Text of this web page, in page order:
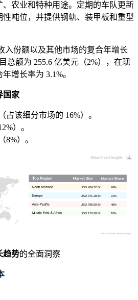
农业和特种用途。定期的车队更新
吨位，并提供钢轨、装甲板和重型
入份额以及其他市场的复合年增长
总额为 255.6 亿美元（2%），在现
增长率为 3.1%。
国家
占该细分市场的 16%）。
）。
8%）。
10%
USD 176.80 Bn
45%
USD 795.60 Bn
21%
USD 371.28 Bn
24%
USD 424.32 Bn
趋势的全面洞察